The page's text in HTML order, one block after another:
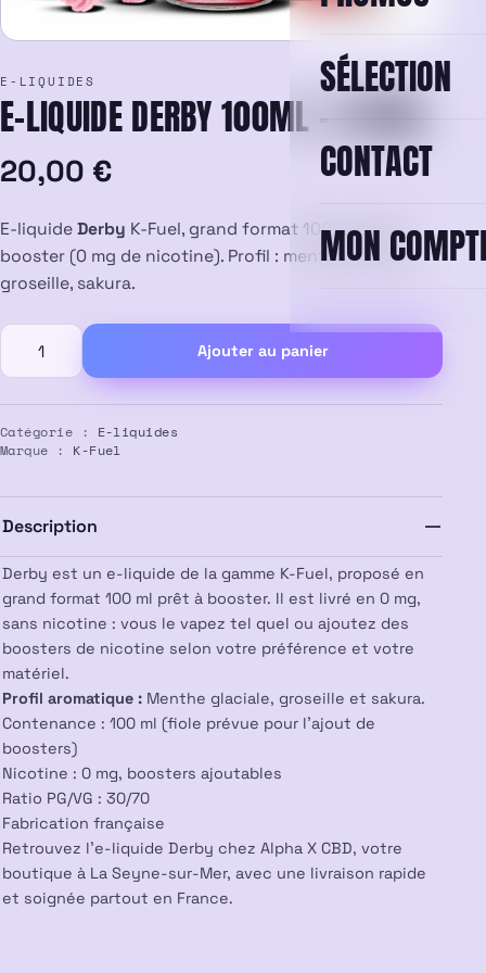
SÉLECTION
CONTACT
MON
E-LIQUIDES
E-LIQUIDE DERBY 100ML – K-FUEL
20,00 €
E-liquide Derby K-Fuel, grand format 100 ml prêt à
booster (0 mg de nicotine). Profil : menthe glaciale,
groseille, sakura.
quantité
E-
liquide
Derby
100ml
K-
Fuel
Ajouter au panier
Catégorie : E-liquides
Marque : K-Fuel
Description
Derby est un e-liquide de la gamme K-Fuel, proposé en
grand format 100 ml prêt à booster. Il est livré en 0 mg,
sans nicotine : vous le vapez tel quel ou ajoutez des
boosters de nicotine selon votre préférence et votre
matériel.
Profil aromatique : Menthe glaciale, groseille et sakura.
Contenance : 100 ml (fiole prévue pour l’ajout de
boosters)
Nicotine : 0 mg, boosters ajoutables
Ratio PG/VG : 30/70
Fabrication française
Retrouvez l’e-liquide Derby chez Alpha X CBD, votre
boutique à La Seyne-sur-Mer, avec une livraison rapide
et soignée partout en France.